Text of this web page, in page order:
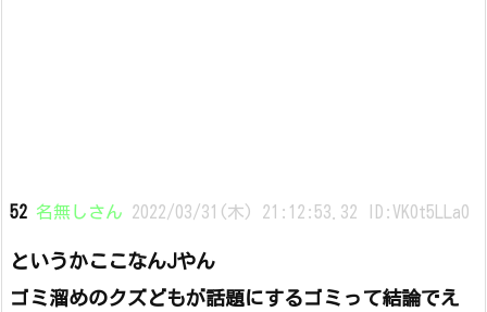
52 名無しさん 2022/03/31(木) 21:12:53.32 ID:VK0t5LLa0
というかここなんJやん
ゴミ溜めのクズどもが話題にするゴミって結論でえ